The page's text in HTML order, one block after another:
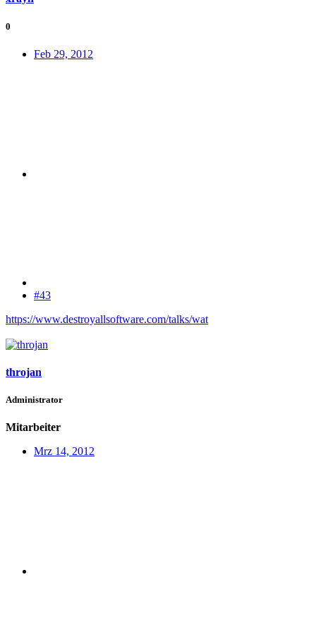
0
Feb 29, 2012
#43
https://www.destroyallsoftware.com/talks/wat
throjan
Administrator
Mitarbeiter
Mrz 14, 2012